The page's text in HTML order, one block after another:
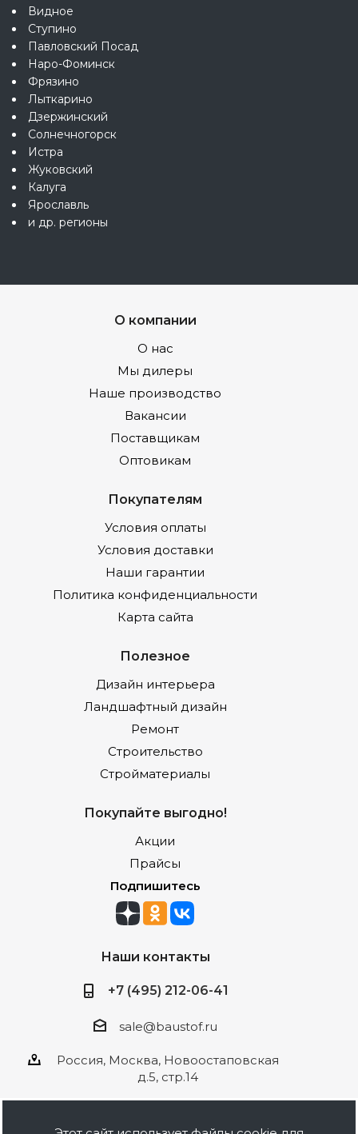
Видное
Ступино
Павловский Посад
Наро-Фоминск
Фрязино
Лыткарино
Дзержинский
Солнечногорск
Истра
Жуковский
Калуга
Ярославль
и др. регионы
О компании
О нас
Мы дилеры
Наше производство
Вакансии
Поставщикам
Оптовикам
Покупателям
Условия оплаты
Условия доставки
Наши гарантии
Политика конфиденциальности
Карта сайта
Полезное
Дизайн интерьера
Ландшафтный дизайн
Ремонт
Строительство
Стройматериалы
Покупайте выгодно!
Акции
Прайсы
Подпишитесь
Наши контакты
+7 (495) 212-06-41
sale@baustof.ru
Россия, Москва, Новоостаповская
д.5, стр.14